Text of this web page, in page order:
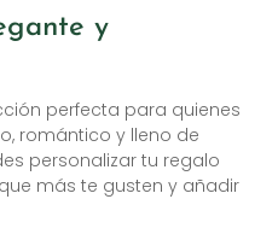
y
perfecta para quienes
romántico y lleno de
personalizar tu regalo
más te gusten y añadir